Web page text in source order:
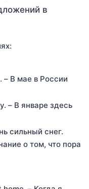
в
– В мае в России
– В январе здесь
сильный снег.
о том, что пора